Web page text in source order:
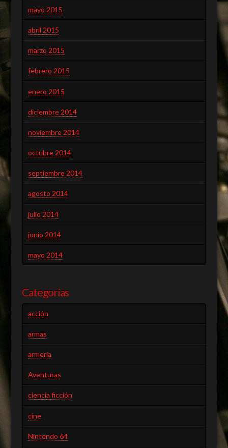
mayo 2015
abril 2015
marzo 2015
febrero 2015
enero 2015
diciembre 2014
noviembre 2014
octubre 2014
septiembre 2014
agosto 2014
julio 2014
junio 2014
mayo 2014
Categorías
acción
armas
armeria
Aventuras
ciencia ficción
cine
Nintendo 64